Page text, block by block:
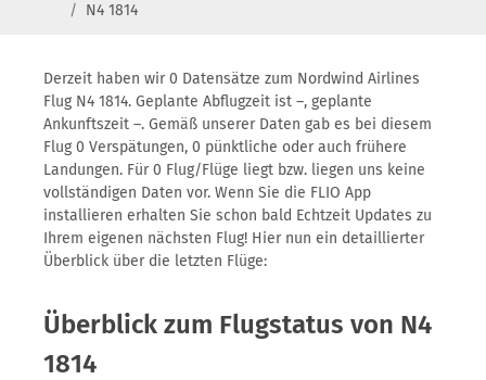
N4 1814
Derzeit haben wir 0 Datensätze zum Nordwind Airlines
Flug N4 1814. Geplante Abflugzeit ist –, geplante
Ankunftszeit –. Gemäß unserer Daten gab es bei diesem
Flug 0 Verspätungen, 0 pünktliche oder auch frühere
Landungen. Für 0 Flug/Flüge liegt bzw. liegen uns keine
vollständigen Daten vor. Wenn Sie die FLIO App
installieren erhalten Sie schon bald Echtzeit Updates zu
Ihrem eigenen nächsten Flug! Hier nun ein detaillierter
Überblick über die letzten Flüge:
Überblick zum Flugstatus von N4
1814